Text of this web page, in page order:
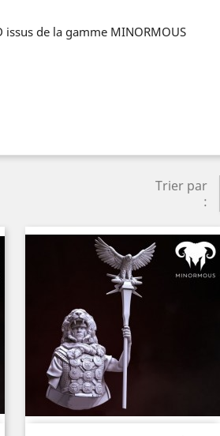
de la gamme MINORMOUS
Trier par
: